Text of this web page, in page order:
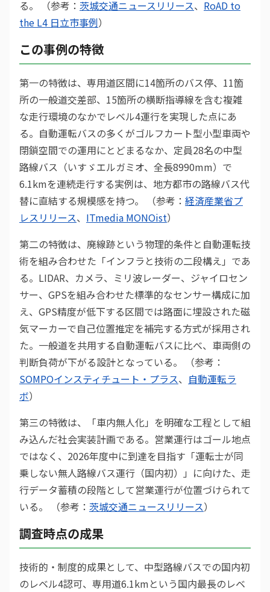
る。 （参考： 茨城交通ニュースリリース、 RoAD to
the L4 日立市事例）
この事例の特徴
第一の特徴は、専用道区間に14箇所のバス停、11箇
所の一般道交差部、15箇所の横断指導線を含む複雑
な走行環境のなかでレベル4運行を実現した点にあ
る。自動運転バスの多くがゴルフカート型小型車両や
閉鎖空間での運用にとどまるなか、定員28名の中型
路線バス（いすゞエルガミオ、全長8990mm）で
6.1kmを連続走行する実例は、地方都市の路線バス代
替に直結する規模感を持つ。 （参考： 経済産業省プ
レスリリース、 ITmedia MONOist）
第二の特徴は、廃線跡という物理的条件と自動運転技
術を組み合わせた「インフラと技術の二段構え」であ
る。LIDAR、カメラ、ミリ波レーダー、ジャイロセン
サー、GPSを組み合わせた標準的なセンサー構成に加
え、GPS精度が低下する区間では路面に埋設された磁
気マーカーで自己位置推定を補完する方式が採用され
た。一般道を共用する自動運転バスに比べ、車両側の
判断負荷が下がる設計となっている。 （参考：
SOMPOインスティチュート・プラス、 自動運転ラ
ボ）
第三の特徴は、「車内無人化」を明確な工程として組
み込んだ社会実装計画である。営業運行はゴール地点
ではなく、2026年度中に到達を目指す「運転士が同
乗しない無人路線バス運行（国内初）」に向けた、走
行データ蓄積の段階として営業運行が位置づけられて
いる。 （参考： 茨城交通ニュースリリース）
調査時点の成果
技術的・制度的成果として、中型路線バスでの国内初
のレベル4認可、専用道6.1kmという国内最長のレベ